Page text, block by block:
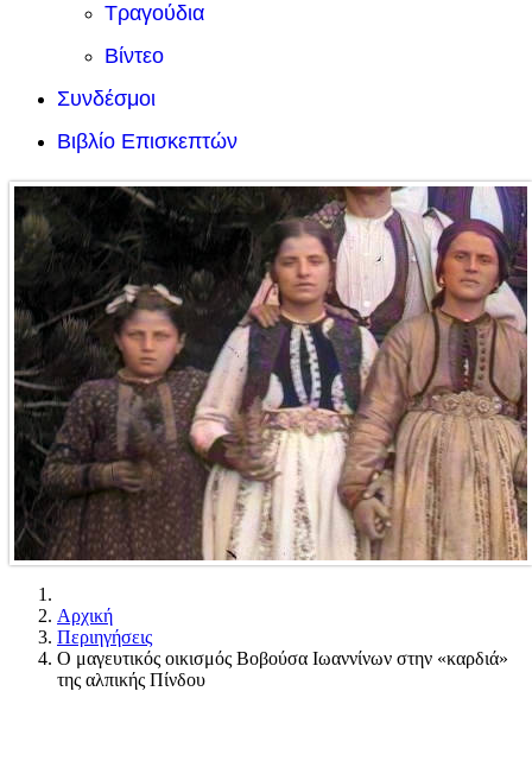
Τραγούδια
Βίντεο
Συνδέσμοι
Βιβλίο Επισκεπτών
Αρχική
Περιηγήσεις
Ο μαγευτικός οικισμός Βοβούσα Ιωαννίνων στην «καρδιά»
της αλπικής Πίνδου